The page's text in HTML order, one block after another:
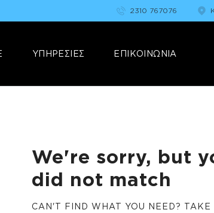
2310 767076
ΥΠΗΡΕΣΙΕΣ ΕΠΙΚΟΙΝΩΝΙΑ
Συσκευών &Αξεσουάρ
We're sorry, but
did not match
CAN'T FIND WHAT YOU NEED?